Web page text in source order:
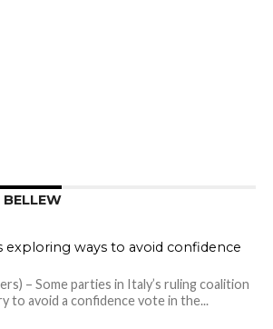
BELLEW
exploring ways to avoid confidence
– Some parties in Italy’s ruling coalition
to avoid a confidence vote in the...